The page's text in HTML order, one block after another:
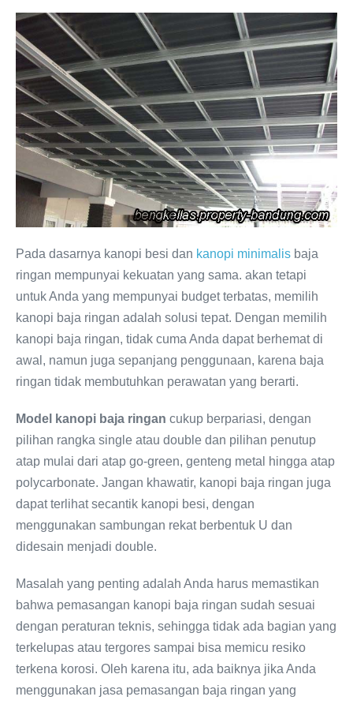
Pada dasarnya kanopi besi dan kanopi minimalis baja
ringan mempunyai kekuatan yang sama. akan tetapi
untuk Anda yang mempunyai budget terbatas, memilih
kanopi baja ringan adalah solusi tepat. Dengan memilih
kanopi baja ringan, tidak cuma Anda dapat berhemat di
awal, namun juga sepanjang penggunaan, karena baja
ringan tidak membutuhkan perawatan yang berarti.
Model kanopi baja ringan cukup berpariasi, dengan
pilihan rangka single atau double dan pilihan penutup
atap mulai dari atap go-green, genteng metal hingga atap
polycarbonate. Jangan khawatir, kanopi baja ringan juga
dapat terlihat secantik kanopi besi, dengan
menggunakan sambungan rekat berbentuk U dan
didesain menjadi double.
Masalah yang penting adalah Anda harus memastikan
bahwa pemasangan kanopi baja ringan sudah sesuai
dengan peraturan teknis, sehingga tidak ada bagian yang
terkelupas atau tergores sampai bisa memicu resiko
terkena korosi. Oleh karena itu, ada baiknya jika Anda
menggunakan jasa pemasangan baja ringan yang